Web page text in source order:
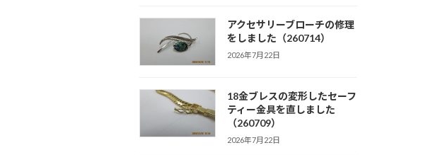
アクセサリーブローチの修理
をしました（260714）
2026年7月22日
18金ブレスの変形したセーフ
ティー金具を直しました
（260709）
2026年7月22日